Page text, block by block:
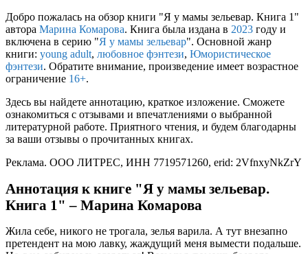
Добро пожалась на обзор книги "Я у мамы зельевар. Книга 1"
автора Марина Комарова. Книга была издана в 2023 году и
включена в серию "Я у мамы зельевар". Основной жанр
книги: young adult, любовное фэнтези, Юмористическое
фэнтези. Обратите внимание, произведение имеет возрастное
ограничение 16+.
Здесь вы найдете аннотацию, краткое изложение. Сможете
ознакомиться с отзывами и впечатлениями о выбранной
литературной работе. Приятного чтения, и будем благодарны
за ваши отзывы о прочитанных книгах.
Реклама. ООО ЛИТРЕС, ИНН 7719571260, erid: 2VfnxyNkZrY
Аннотация к книге "Я у мамы зельевар.
Книга 1" – Марина Комарова
Жила себе, никого не трогала, зелья варила. А тут внезапно
претендент на мою лавку, жаждущий меня вымести подальше.